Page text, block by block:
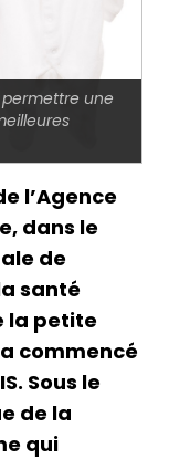
une
l’Agence
dans le
de
santé
la petite
commencé
Sous le
de la
qui